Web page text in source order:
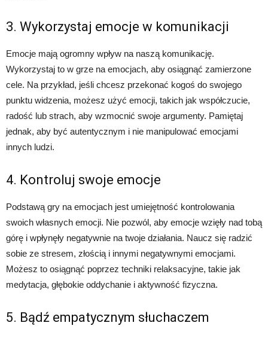
3. Wykorzystaj emocje w komunikacji
Emocje mają ogromny wpływ na naszą komunikację.
Wykorzystaj to w grze na emocjach, aby osiągnąć zamierzone
cele. Na przykład, jeśli chcesz przekonać kogoś do swojego
punktu widzenia, możesz użyć emocji, takich jak współczucie,
radość lub strach, aby wzmocnić swoje argumenty. Pamiętaj
jednak, aby być autentycznym i nie manipulować emocjami
innych ludzi.
4. Kontroluj swoje emocje
Podstawą gry na emocjach jest umiejętność kontrolowania
swoich własnych emocji. Nie pozwól, aby emocje wzięły nad tobą
górę i wpłynęły negatywnie na twoje działania. Naucz się radzić
sobie ze stresem, złością i innymi negatywnymi emocjami.
Możesz to osiągnąć poprzez techniki relaksacyjne, takie jak
medytacja, głębokie oddychanie i aktywność fizyczna.
5. Bądź empatycznym słuchaczem